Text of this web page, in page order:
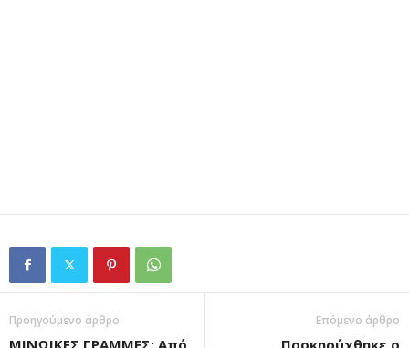
Προηγούμενο άρθρο
ΜΙΝΩΙΚΕΣ ΓΡΑΜΜΕΣ: Από
Επόμενο άρθρο
Προκηρύχθηκε ο